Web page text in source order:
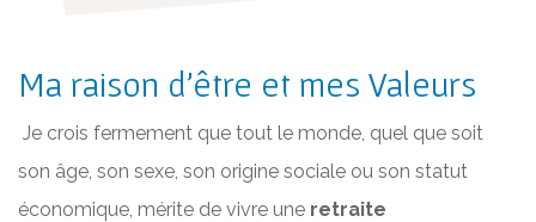
Ma raison d'être et mes Valeurs
Je crois fermement que tout le monde, quel que soit
son âge, son sexe, son origine sociale ou son statut
économique, mérite de vivre une retraite